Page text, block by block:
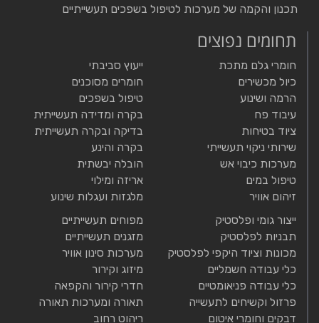
תכנון והקמה של מערכות לטיפול בשפכים תעשייתיים
תחומים נפוצים
חומרי גלם מתכת
כיול מכשירים
הרמה ושינוע
עיבוד פח
ציוד בטיחות
שירותי ניקוי תעשייתי
מערכות כיבוי אש
טיפול במים
זיהום אוויר
ייעוץ סביבתי
חומרים מסוכנים
טיפול בשפכים
בקרה ומדידה תעשייתית
בדיקה ובקרה תעשייתית
בקרה והינע
הובלה יבשתית
אריזה ומילוי
מלגזות ועגלות שינוע
ייצור גומי ופלסטיק
תבניות לפלסטיק
מכונות וציוד היקפי לפלסטיק
כלי עבודה חשמליים
כלי עבודה פניאומטיים
פרזול וקשיחים לתעשייה
דבקים וחומרי איטום
מפוחים תעשייתיים
מזגנים תעשייתיים
מערכות סינון אוויר
מיזוג וקירור
חדרי קירור והקפאה
תאורה ומערכות תאורה
ריהוט רחוב